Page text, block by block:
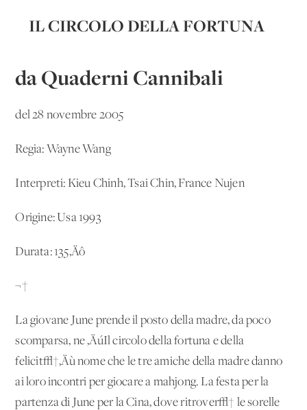
IL CIRCOLO DELLA FORTUNA
da Quaderni Cannibali
del 28 novembre 2005
Regia: Wayne Wang
Interpreti: Kieu Chinh, Tsai Chin, France Nujen
Origine: Usa 1993
Durata: 135‚Äô
¬†
La giovane June prende il posto della madre, da poco
scomparsa, ne ‚ÄúIl circolo della fortuna e della
felicit√†‚Äù nome che le tre amiche della madre danno
ai loro incontri per giocare a mahjong. La festa per la
partenza di June per la Cina, dove ritrover√† le sorelle